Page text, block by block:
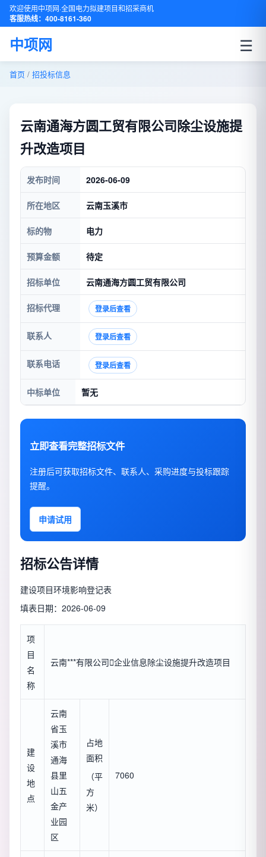
欢迎使用中项网·全国电力拟建项目和招采商机
客服热线：400-8161-360
中项网 ☰
首页 / 招投标信息
云南通海方圆工贸有限公司除尘设施提
升改造项目
发布时间 2026-06-09
所在地区 云南玉溪市
标的物 电力
预算金额 待定
招标单位 云南通海方圆工贸有限公司
招标代理 登录后查看
联系人 登录后查看
联系电话 登录后查看
中标单位 暂无
立即查看完整招标文件
注册后可获取招标文件、联系人、采购进度与投标跟踪
提醒。
申请试用
招标公告详情
建设项目环境影响登记表
填表日期：2026-06-09
项
目
名
称
云南***有限公司企业信息除尘设施提升改造项目
建
设
地
点
云南
省玉
溪市
通海
县里
山五
金产
业园
区
占地
面积
（平
方
米）
7060